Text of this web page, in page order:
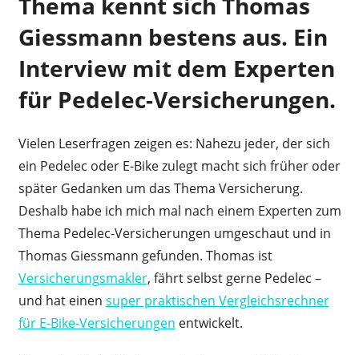
Giessmann bestens aus. Ein
Interview mit dem Experten
für Pedelec-Versicherungen.
Vielen Leserfragen zeigen es: Nahezu jeder, der sich
ein Pedelec oder E-Bike zulegt macht sich früher oder
später Gedanken um das Thema Versicherung.
Deshalb habe ich mich mal nach einem Experten zum
Thema Pedelec-Versicherungen umgeschaut und in
Thomas Giessmann gefunden. Thomas ist
Versicherungsmakler, fährt selbst gerne Pedelec –
und hat einen super praktischen Vergleichsrechner
für E-Bike-Versicherungen entwickelt.